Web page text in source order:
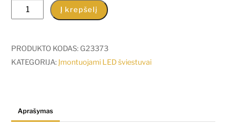
produkto
kiekis:
LED
įleidžiamas
Į krepšelį
PRODUKTO KODAS: G23373
KATEGORIJA: Įmontuojami LED šviestuvai
Aprašymas